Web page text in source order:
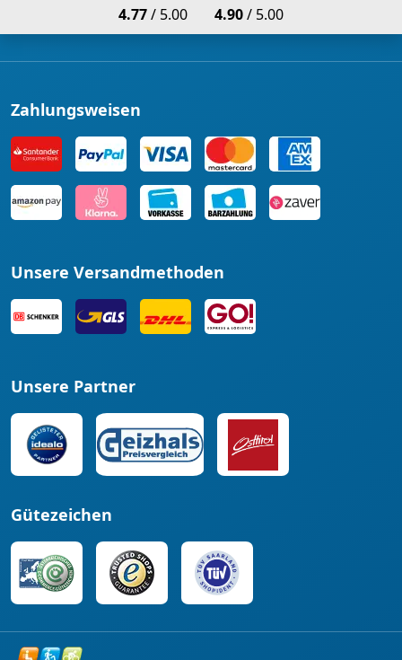
4.77/ 5.00
4.90/ 5.00
Zahlungsweisen
Unsere Versandmethoden
Unsere Partner
Gütezeichen